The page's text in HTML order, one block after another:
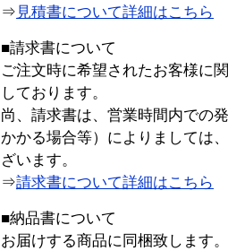
⇒ 見積書について詳細はこちら
■請求書について
ご注文時に希望されたお客様に
しております。
尚、請求書は、営業時間内での
かかる場合等）によりましては
ざいます。
⇒請求書について詳細はこちら
■納品書について
お届けする商品に同梱致します。